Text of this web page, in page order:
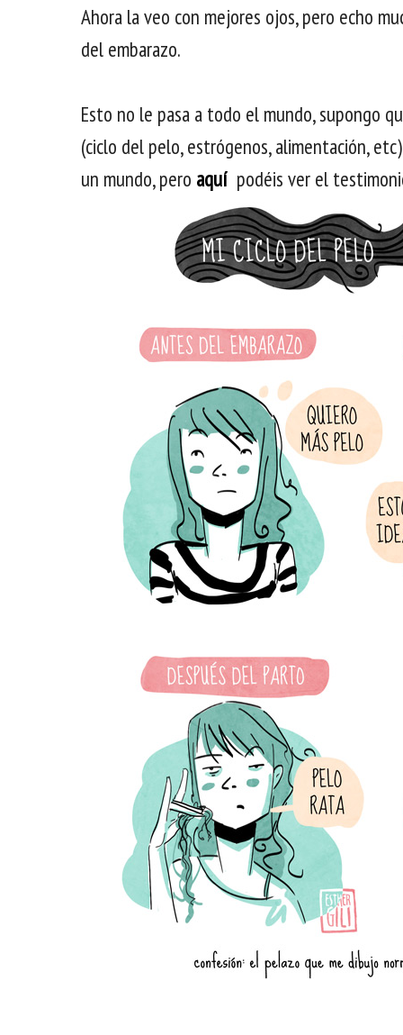
Ahora la veo con mejores ojos, pero echo
del embarazo.
Esto no le pasa a todo el mundo, supongo
(ciclo del pelo, estrógenos, alimentación,
un mundo, pero aquí podéis ver el